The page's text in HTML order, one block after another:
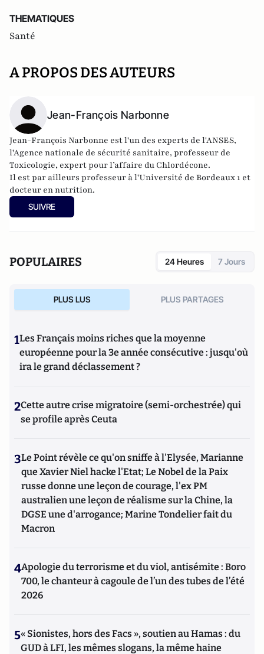
THEMATIQUES
Santé
A PROPOS DES AUTEURS
Jean-François Narbonne
Jean-François Narbonne est l'un des experts de l'ANSES,
l'Agence nationale de sécurité sanitaire, professeur de
Toxicologie, expert pour l’affaire du Chlordécone.
Il est par ailleurs professeur à l'Université de Bordeaux 1 et
docteur en nutrition.
SUIVRE
POPULAIRES 24 Heures 7 Jours
PLUS LUS PLUS PARTAGES
1Les Français moins riches que la moyenne
européenne pour la 3e année consécutive : jusqu'où
ira le grand déclassement ?
2Cette autre crise migratoire (semi-orchestrée) qui
se profile après Ceuta
3Le Point révèle ce qu'on sniffe à l'Elysée, Marianne
que Xavier Niel hacke l'Etat; Le Nobel de la Paix
russe donne une leçon de courage, l'ex PM
australien une leçon de réalisme sur la Chine, la
DGSE une d'arrogance; Marine Tondelier fait du
Macron
4Apologie du terrorisme et du viol, antisémite : Boro
700, le chanteur à cagoule de l’un des tubes de l’été
2026
5« Sionistes, hors des Facs », soutien au Hamas : du
GUD à LFI, les mêmes slogans, la même haine